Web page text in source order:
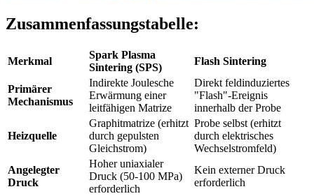
Zusammenfassungstabelle:
Merkmal
Spark Plasma
Sintering (SPS)
Flash Sintering
Primärer
Mechanismus
Indirekte Joulesche
Erwärmung einer
leitfähigen Matrize
Direkt feldinduziertes
"Flash"-Ereignis
innerhalb der Probe
Heizquelle
Graphitmatrize (erhitzt
durch gepulsten
Gleichstrom)
Probe selbst (erhitzt
durch elektrisches
Wechselstromfeld)
Angelegter
Druck
Hoher uniaxialer
Druck (50-100 MPa)
erforderlich
Kein externer Druck
erforderlich